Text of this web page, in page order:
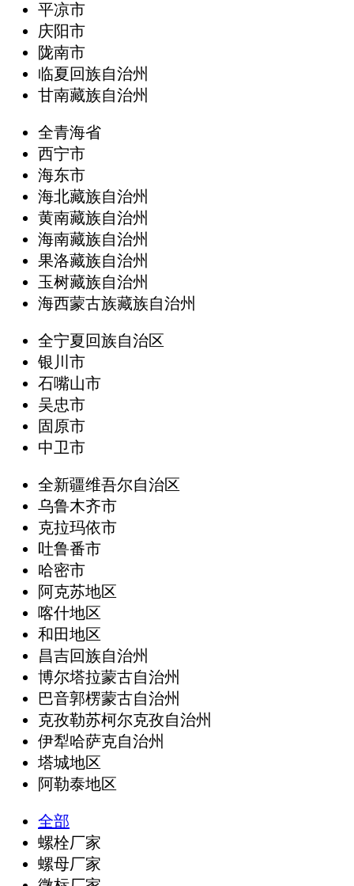
平凉市
庆阳市
陇南市
临夏回族自治州
甘南藏族自治州
全青海省
西宁市
海东市
海北藏族自治州
黄南藏族自治州
海南藏族自治州
果洛藏族自治州
玉树藏族自治州
海西蒙古族藏族自治州
全宁夏回族自治区
银川市
石嘴山市
吴忠市
固原市
中卫市
全新疆维吾尔自治区
乌鲁木齐市
克拉玛依市
吐鲁番市
哈密市
阿克苏地区
喀什地区
和田地区
昌吉回族自治州
博尔塔拉蒙古自治州
巴音郭楞蒙古自治州
克孜勒苏柯尔克孜自治州
伊犁哈萨克自治州
塔城地区
阿勒泰地区
全部
螺栓厂家
螺母厂家